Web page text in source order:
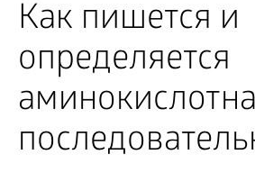
Как пишется и
определяется